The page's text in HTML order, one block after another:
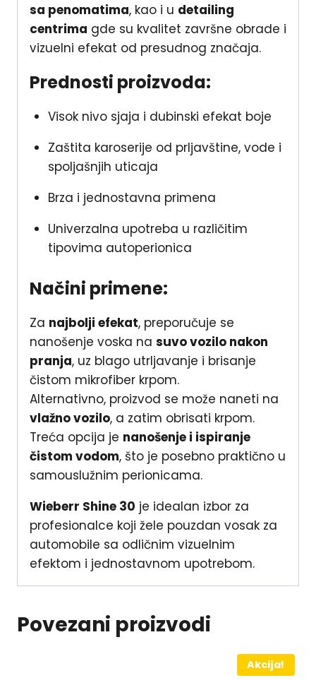
sa penomatima, kao i u detailing
centrima gde su kvalitet završne obrade i
vizuelni efekat od presudnog značaja.
Prednosti proizvoda:
Visok nivo sjaja i dubinski efekat boje
Zaštita karoserije od prljavštine, vode i
spoljašnjih uticaja
Brza i jednostavna primena
Univerzalna upotreba u različitim
tipovima autoperionica
Načini primene:
Za najbolji efekat, preporučuje se
nanošenje voska na suvo vozilo nakon
pranja, uz blago utrljavanje i brisanje
čistom mikrofiber krpom.
Alternativno, proizvod se može naneti na
vlažno vozilo, a zatim obrisati krpom.
Treća opcija je nanošenje i ispiranje
čistom vodom, što je posebno praktično u
samouslužnim perionicama.
Wieberr Shine 30 je idealan izbor za
profesionalce koji žele pouzdan vosak za
automobile sa odličnim vizuelnim
efektom i jednostavnom upotrebom.
Povezani proizvodi
Akcija!